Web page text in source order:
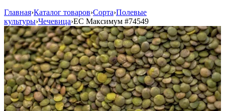
Главная›Каталог товаров›Сорта›Полевые
культуры›Чечевица›ЕС Максимум #74549